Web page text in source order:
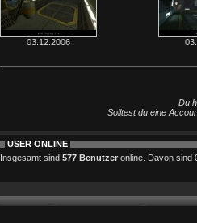
03.12.2006
Du
Solltest du eine
USER ONLINE
Insgesamt sind 577 Benutzer online. Davon sind